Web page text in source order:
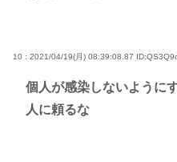
10 : 2021/04/19(月) 08:39:08.87
個人が感染しないように
人に頼るな